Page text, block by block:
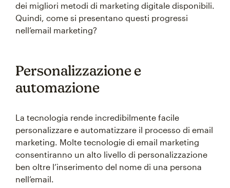
dei migliori metodi di marketing digitale disponibili.
Quindi, come si presentano questi progressi
nell’email marketing?
Personalizzazione e
automazione
La tecnologia rende incredibilmente facile
personalizzare e automatizzare il processo di email
marketing. Molte tecnologie di email marketing
consentiranno un alto livello di personalizzazione
ben oltre l’inserimento del nome di una persona
nell’email.